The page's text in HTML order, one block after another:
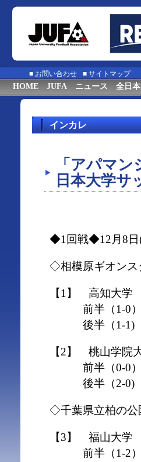
■ お問い合わせ ■ サイトマップ
HOME JUFA ニュース 全日
インカレ
「アパマ
日本大学サ
◆1回戦◆12月8日
◇相模原ギオンス
【1】 高知大
前半（1-0）
後半（1-1)
【2】 桃山学
前半（0-0）
後半（2-0)
◇千葉県立柏の公
【3】 福山大
前半（1-2）